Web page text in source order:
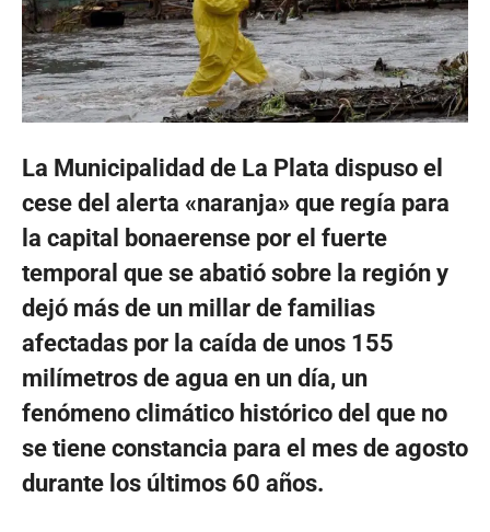
La Municipalidad de La Plata dispuso el
cese del alerta «naranja» que regía para
la capital bonaerense por el fuerte
temporal que se abatió sobre la región y
dejó más de un millar de familias
afectadas por la caída de unos 155
milímetros de agua en un día, un
fenómeno climático histórico del que no
se tiene constancia para el mes de agosto
durante los últimos 60 años.